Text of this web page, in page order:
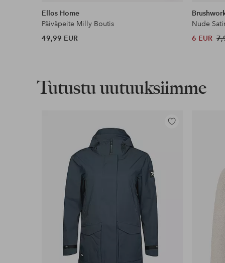
Ellos Home
Päiväpeite Milly Boutis
49,99 EUR
Nude
6 EUR
Tutustu uutuuksiimme
Lisää